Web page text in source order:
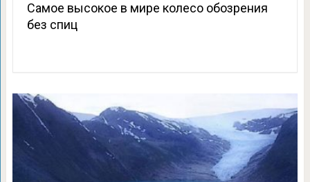
Самое высокое в мире колесо обозрения
без спиц